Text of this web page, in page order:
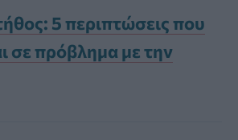
5 περιπτώσεις που
σε πρόβλημα με την